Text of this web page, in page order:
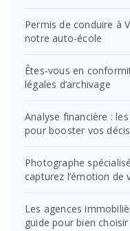
Permis de conduire à
notre auto-école
Êtes-vous en
légales d’archivage
Analyse financière :
pour booster vos
Photographe
capturez l’émotion
Les agences
guide pour bien choisir